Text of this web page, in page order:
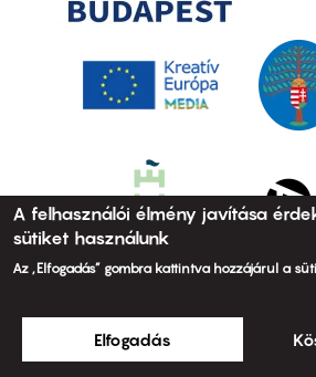
A felhasználói élmény javítása
sütiket használunk
Az „Elfogadás” gombra kattintva hozzájárul a
Elfogadás